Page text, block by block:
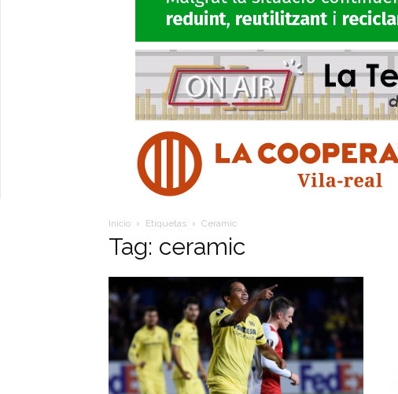
Inicio Etiquetas Ceramic
Tag: ceramic